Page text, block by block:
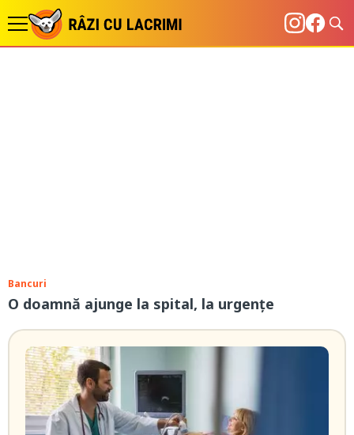
Bancuri
O doamnă ajunge la spital, la urgențe